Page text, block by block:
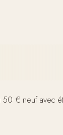
€ neuf avec